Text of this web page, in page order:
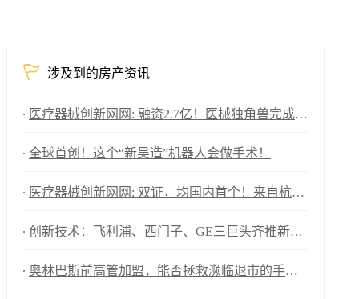
涉及到的房产资讯
医疗器械创新网网: 融资2.7亿！医械独角兽完成D轮
全球首创！这个“新吴造”机器人会做手术！
医疗器械创新网网: 双证，均国内首个！来自杭州的医械创新力量
创新技术：飞利浦、西门子、GE三巨头齐推新，AI技术成焦点！
奥林巴斯前高管加盟，能否拯救濒临退市的手术机器人“独角兽”？